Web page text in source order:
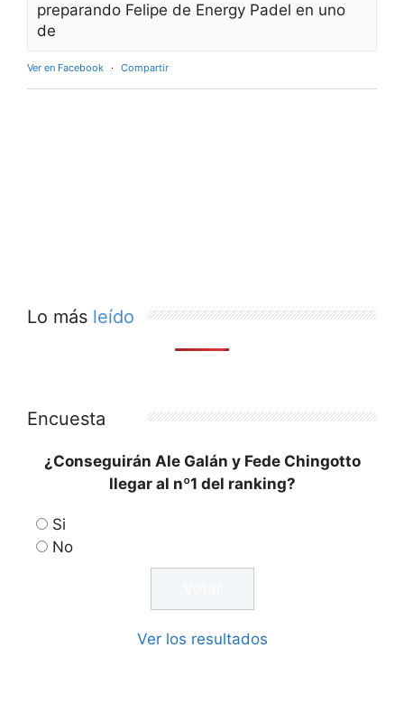
preparando Felipe de Energy Padel en uno
de
Ver en Facebook · Compartir
Lo más leído
Encuesta
¿Conseguirán Ale Galán y Fede Chingotto
llegar al nº1 del ranking?
Si
No
Ver los resultados